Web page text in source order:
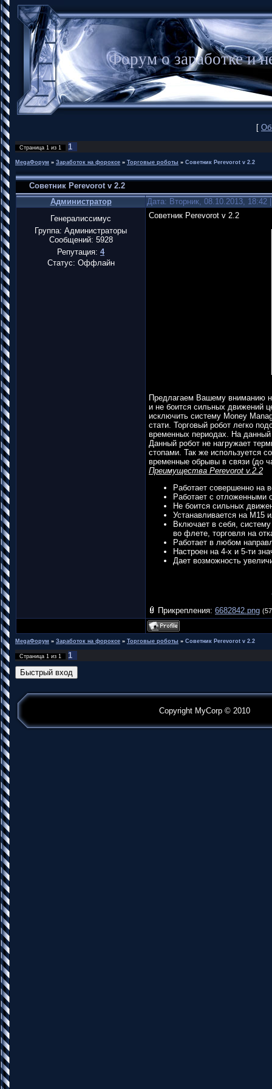
Форум о заработке
[
Страница 1 из 1 1
MegaФорум » Заработок на фороксе » Торговые роботы » Советник Perevorot v 2.2
Советник Perevorot v 2.2
Администратор
Дата: Вторник, 08.10.2013,
Генералиссимус
Группа: Администраторы
Сообщений: 5928
Репутация: 4
Статус: Оффлайн
Советник Perevorot v 2.2
Предлагаем Вашему вниманию
и не боится сильных движений
исключить систему Money
стати. Торговый робот легко
временных периодах. На
Данный робот не нагружает
стопами. Так же используется
временные обрывы в связи (до
Преимущества Perevorot v.2.2
Работает совершенно на
Работает с отложенными
Не боится сильных
Устанавливается на M15
Включает в себя,
во флете, торговля на
Работает в любом
Настроен на 4-х и 5-ти
Дает возможность
Прикрепления: 6682842.png
MegaФорум » Заработок на фороксе » Торговые роботы » Советник Perevorot v 2.2
Страница 1 из 1 1
Copyright MyCorp © 2010